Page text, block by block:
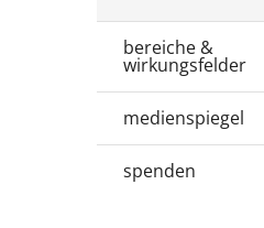
bereiche &
wirkungsfelder
medienspiegel
spenden